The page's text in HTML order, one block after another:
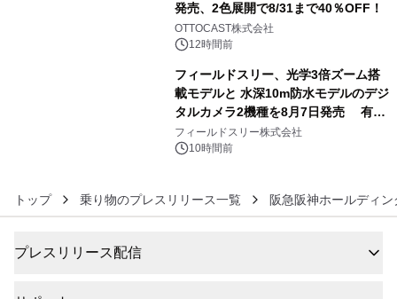
発売、2色展開で8/31まで40％OFF！
OTTOCAST株式会社
12時間前
フィールドスリー、光学3倍ズーム搭
載モデルと 水深10m防水モデルのデジ
タルカメラ2機種を8月7日発売 有効
約1300万画素、用途別に選べるコンデ
ジ新登場
フィールドスリー株式会社
10時間前
トップ 乗り物のプレスリリース一覧 阪急阪神ホールディ
プレスリリース配信